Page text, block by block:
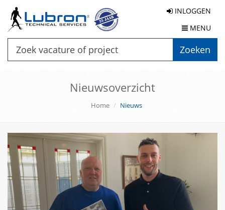
Zoeken
INLOGGEN
MENU
Nieuwsoverzicht
Home Nieuws